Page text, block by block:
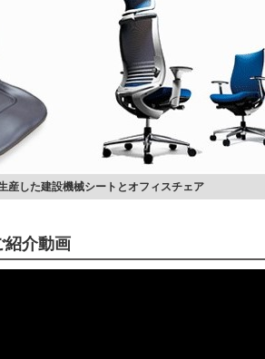
産した建設機械シートとオフィスチェア
紹介動画